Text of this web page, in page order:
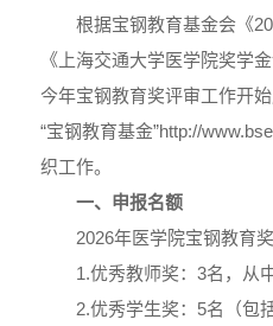
根据宝钢教育基金会《
《上海交通大学医学院奖学
今年宝钢教育奖评审工作开
“宝钢教育基金”http://
织工作。
一、申报名额
2026年医学院宝钢教育
1.优秀教师奖：3名，从
2.优秀学生奖：5名（包